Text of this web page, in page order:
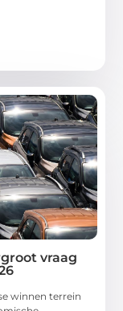
vraag
winnen terrein